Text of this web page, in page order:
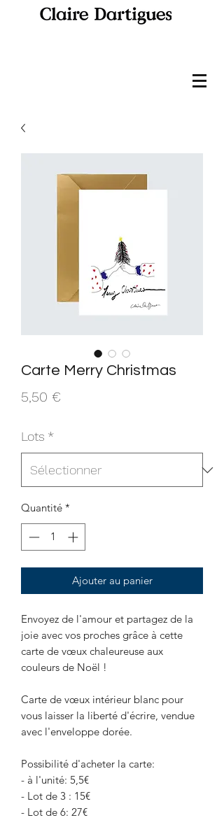
Carte Merry Christmas
5,50 €
Lots *
Quantité *
Ajouter au panier
Envoyez de l'amour et partagez de la
joie avec vos proches grâce à cette
carte de vœux chaleureuse aux
couleurs de Noël !
Carte de vœux intérieur blanc pour
vous laisser la liberté d'écrire, vendue
avec l'enveloppe dorée.
Possibilité d'acheter la carte:
- à l'unité: 5,5€
- Lot de 3 : 15€
- Lot de 6: 27€